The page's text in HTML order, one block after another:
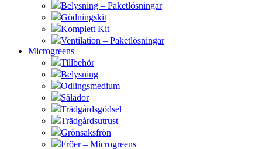
Belysning – Paketlösningar
Gödningskit
Komplett Kit
Ventilation – Paketlösningar
Microgreens
Tillbehör
Belysning
Odlingsmedium
Sålådor
Trädgårdsgödsel
Trädgårdsutrust
Grönsaksfrön
Fröer – Microgreens